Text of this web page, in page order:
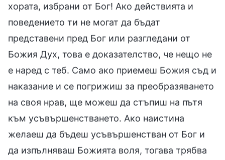
хората, избрани от Бог! Ако действията и
поведението ти не могат да бъдат
представени пред Бог или разгледани от
Божия Дух, това е доказателство, че нещо не
е наред с теб. Само ако приемеш Божия съд и
наказание и се погрижиш за преобразяването
на своя нрав, ще можеш да стъпиш на пътя
към усъвършенстването. Ако наистина
желаеш да бъдеш усъвършенстван от Бог и
да изпълняваш Божията воля, тогава трябва